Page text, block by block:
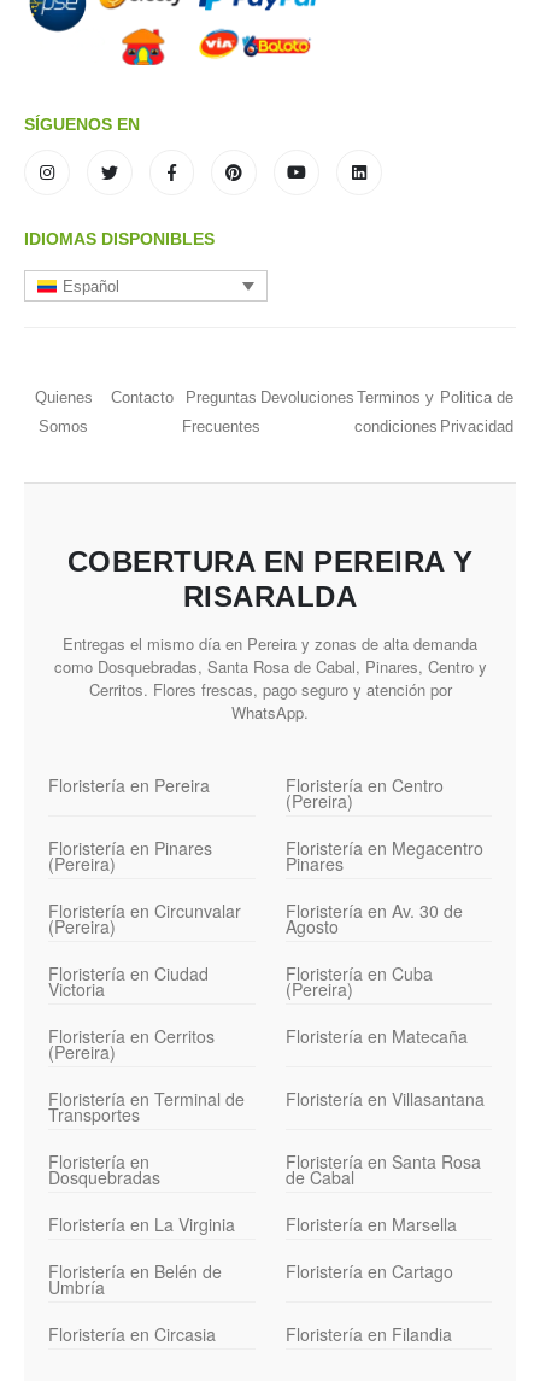
SÍGUENOS EN
IDIOMAS DISPONIBLES
Español
Quienes
Somos
Contacto
Preguntas
Frecuentes
Devoluciones Terminos y
condiciones
Politica de
Privacidad
COBERTURA EN PEREIRA Y
RISARALDA
Entregas el mismo día en Pereira y zonas de alta demanda
como Dosquebradas, Santa Rosa de Cabal, Pinares, Centro y
Cerritos. Flores frescas, pago seguro y atención por
WhatsApp.
Floristería en Pereira Floristería en Centro
(Pereira)
Floristería en Pinares
(Pereira)
Floristería en Megacentro
Pinares
Floristería en Circunvalar
(Pereira)
Floristería en Av. 30 de
Agosto
Floristería en Ciudad
Victoria
Floristería en Cuba
(Pereira)
Floristería en Cerritos
(Pereira)
Floristería en Matecaña
Floristería en Terminal de
Transportes
Floristería en Villasantana
Floristería en
Dosquebradas
Floristería en Santa Rosa
de Cabal
Floristería en La Virginia
Floristería en Marsella
Floristería en Belén de
Umbría
Floristería en Cartago
Floristería en Circasia Floristería en Filandia